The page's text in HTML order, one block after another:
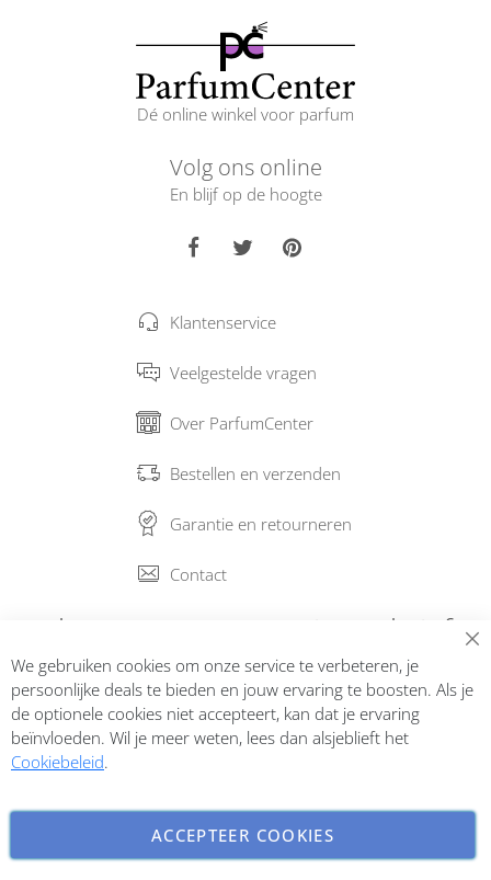
Dé online winkel voor parfum
Volg ons online
En blijf op de hoogte
Klantenservice
Veelgestelde vragen
Over ParfumCenter
Bestellen en verzenden
Garantie en retourneren
Contact
Abonneer op onze nieuwsbrief
Inschrijven
We gebruiken cookies om onze service te verbeteren, je
persoonlijke deals te bieden en jouw ervaring te boosten. Als je
de optionele cookies niet accepteert, kan dat je ervaring
beïnvloeden. Wil je meer weten, lees dan alsjeblieft het
Cookiebeleid.
ACCEPTEER COOKIES